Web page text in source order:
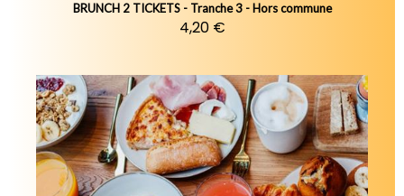
BRUNCH 2 TICKETS - Tranche 3 - Hors commune
4,20 €